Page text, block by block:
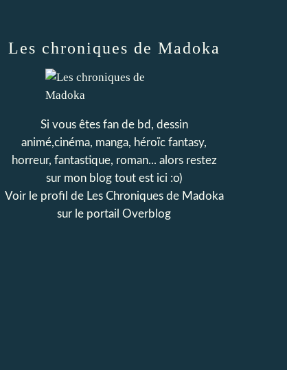
Les chroniques de Madoka
Si vous êtes fan de bd, dessin
animé,cinéma, manga, héroïc fantasy,
horreur, fantastique, roman... alors restez
sur mon blog tout est ici :o)
Voir le profil de Les Chroniques de Madoka
sur le portail Overblog